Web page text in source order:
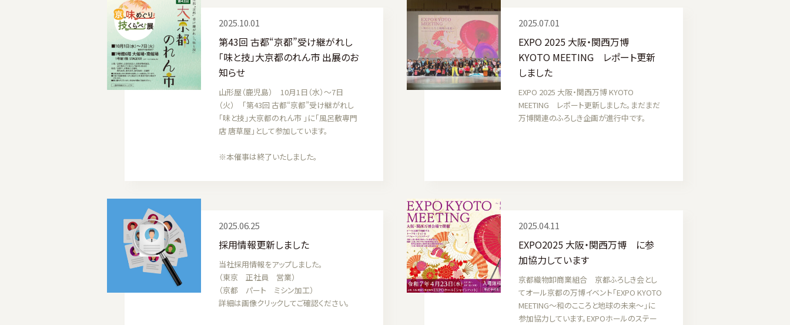
2025.10.01
第43回 古都“京都”受け継がれし
「味と技」大京都のれん市 出展のお
知らせ
山形屋（鹿児島） 10月1日（水）〜7日
（火） 「第43回 古都“京都”受け継がれし
「味と技」大京都のれん市 」に「風呂敷専門
店 唐草屋」として参加しています。
※本催事は終了いたしました。
2025.07.01
EXPO 2025 大阪・関西万博
KYOTO MEETING レポート更新
しました
EXPO 2025 大阪・関西万博 KYOTO
MEETING レポート更新しました。まだまだ
万博関連のふろしき企画が進行中です。
2025.06.25
採用情報更新しました
当社採用情報をアップしました。
（東京 正社員 営業）
（京都 パート ミシン加工）
詳細は画像クリックしてご確認ください。
2025.04.11
EXPO2025 大阪・関西万博 に参
加協力しています
京都織物卸商業組合 京都ふろしき会とし
てオール京都の万博イベント「EXPO KYOTO
MEETING～和のこころと地球の未来～」に
参加協力しています。EXPOホールのステー